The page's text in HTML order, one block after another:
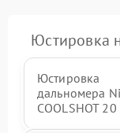
Юстировка
Юстировка
дальномера
COOLSHOT 20